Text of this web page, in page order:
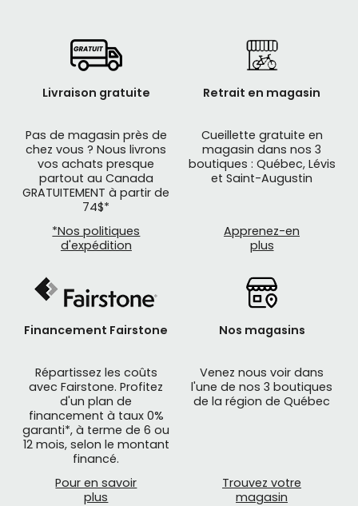
Livraison gratuite
Pas de magasin près de
chez vous ? Nous livrons
vos achats presque
partout au Canada
GRATUITEMENT à partir de
74$*
*Nos politiques
d'expédition
Retrait en magasin
Cueillette gratuite en
magasin dans nos 3
boutiques : Québec, Lévis
et Saint-Augustin
Apprenez-en
plus
Financement Fairstone
Répartissez les coûts
avec Fairstone. Profitez
d'un plan de
financement à taux 0%
garanti*, à terme de 6 ou
12 mois, selon le montant
financé.
Pour en savoir
plus
Nos magasins
Venez nous voir dans
l'une de nos 3 boutiques
de la région de Québec
Trouvez votre
magasin